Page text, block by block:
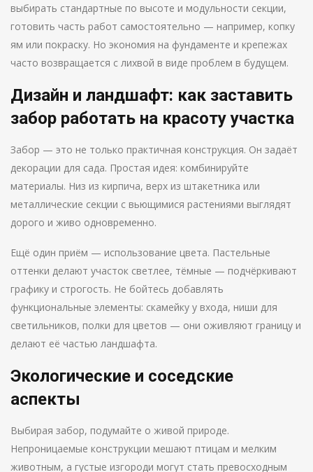
выбирать стандартные по высоте и модульности секции,
готовить часть работ самостоятельно — например, копку
ям или покраску. Но экономия на фундаменте и крепежах
часто возвращается с лихвой в виде проблем в будущем.
Дизайн и ландшафт: как заставить
забор работать на красоту участка
Забор — это не только практичная конструкция. Он задаёт
декорации для сада. Простая идея: комбинируйте
материалы. Низ из кирпича, верх из штакетника или
металлические секции с вьющимися растениями выглядят
дорого и живо одновременно.
Ещё один приём — использование цвета. Пастельные
оттенки делают участок светлее, тёмные — подчёркивают
графику и строгость. Не бойтесь добавлять
функциональные элементы: скамейку у входа, ниши для
светильников, полки для цветов — они оживляют границу и
делают её частью ландшафта.
Экологические и соседские
аспекты
Выбирая забор, подумайте о живой природе.
Непроницаемые конструкции мешают птицам и мелким
животным, а густые изгороди могут стать превосходным